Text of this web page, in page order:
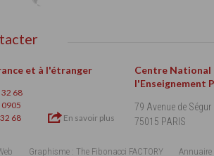
et à l'étranger
32 68
0905
68
En savoir plus
Centre National
l'Enseignement
79 Avenue de Ségur
75015 PARIS
Graphisme : The Fibonacci FACTORY
Annuaire